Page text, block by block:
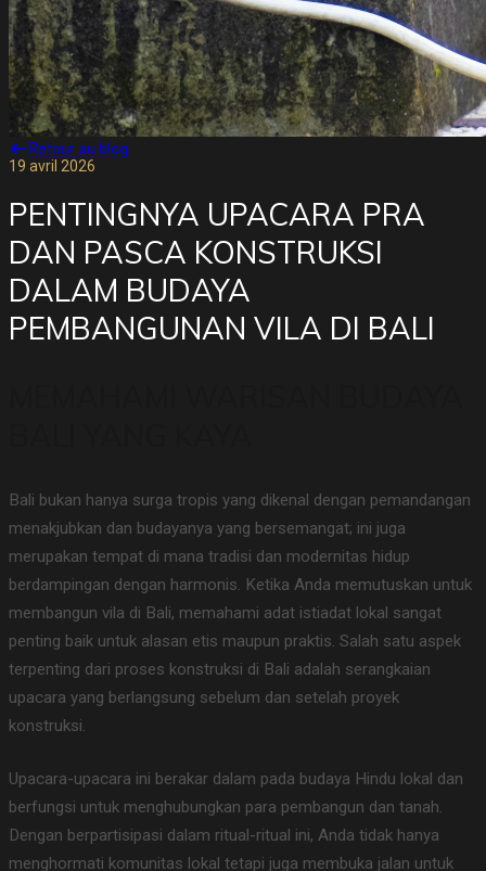
Retour au blog
19 avril 2026
PENTINGNYA UPACARA PRA
DAN PASCA KONSTRUKSI
DALAM BUDAYA
PEMBANGUNAN VILA DI BALI
Bali bukan hanya surga tropis yang dikenal dengan pemandangan
menakjubkan dan budayanya yang bersemangat; ini juga
merupakan tempat di mana tradisi dan modernitas hidup
berdampingan dengan harmonis. Ketika Anda memutuskan untuk
membangun vila di Bali, memahami adat istiadat lokal sangat
penting baik untuk alasan etis maupun praktis. Salah satu aspek
terpenting dari proses konstruksi di Bali adalah serangkaian
upacara yang berlangsung sebelum dan setelah proyek
konstruksi.
Upacara-upacara ini berakar dalam pada budaya Hindu lokal dan
berfungsi untuk menghubungkan para pembangun dan tanah.
Dengan berpartisipasi dalam ritual-ritual ini, Anda tidak hanya
menghormati komunitas lokal tetapi juga membuka jalan untuk